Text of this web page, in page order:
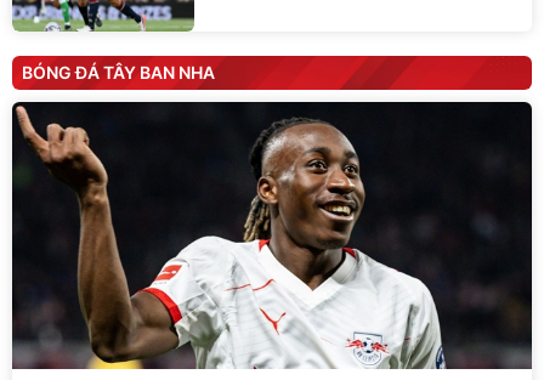
BÓNG ĐÁ TÂY BAN NHA